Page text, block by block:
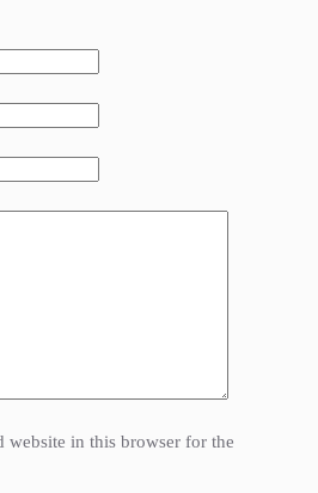
website in this browser for the